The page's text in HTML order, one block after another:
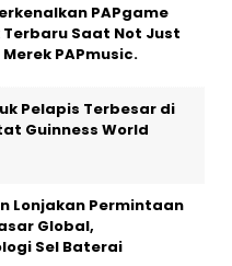
PAPgame
Terbaru Saat Not Just
PAPmusic.
Pelapis Terbesar di
Guinness World
Lonjakan Permintaan
Global,
Sel Baterai